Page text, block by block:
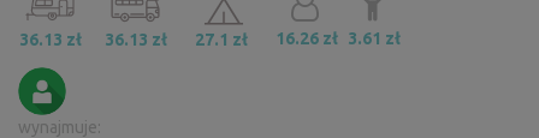
36.13 zł 36.13 zł 27.1 zł 16.26 zł 3.61 zł
wynajmuje: